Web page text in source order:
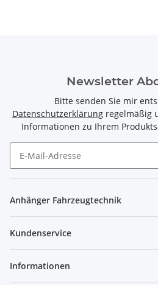
Newsletter
Bitte senden Sie mir
Datenschutzerklärung regelmäßig
Informationen zu Ihrem
Anhänger Fahrzeugtechnik
Kundenservice
Informationen